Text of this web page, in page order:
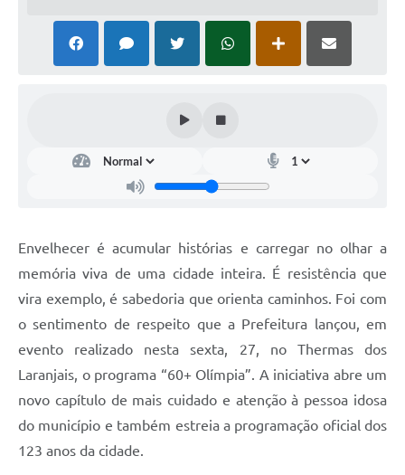
Envelhecer é acumular histórias e carregar no olhar a
memória viva de uma cidade inteira. É resistência que
vira exemplo, é sabedoria que orienta caminhos. Foi com
o sentimento de respeito que a Prefeitura lançou, em
evento realizado nesta sexta, 27, no Thermas dos
Laranjais, o programa “60+ Olímpia”. A iniciativa abre um
novo capítulo de mais cuidado e atenção à pessoa idosa
do município e também estreia a programação oficial dos
123 anos da cidade.